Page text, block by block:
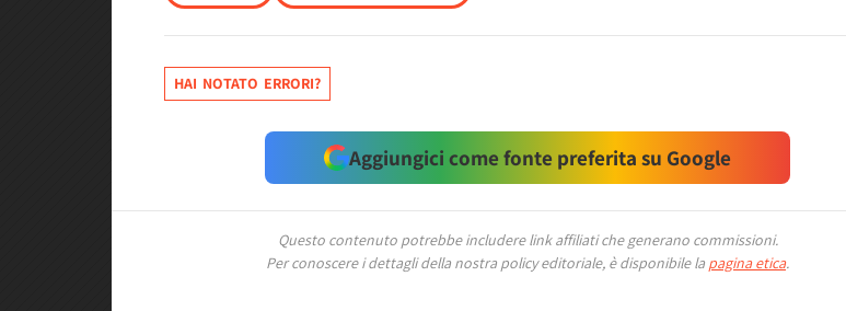
HAI NOTATO ERRORI?
Aggiungici come fonte preferita su Google
Questo contenuto potrebbe includere link affiliati che generano commissioni.
Per conoscere i dettagli della nostra policy editoriale, è disponibile la pagina etica.